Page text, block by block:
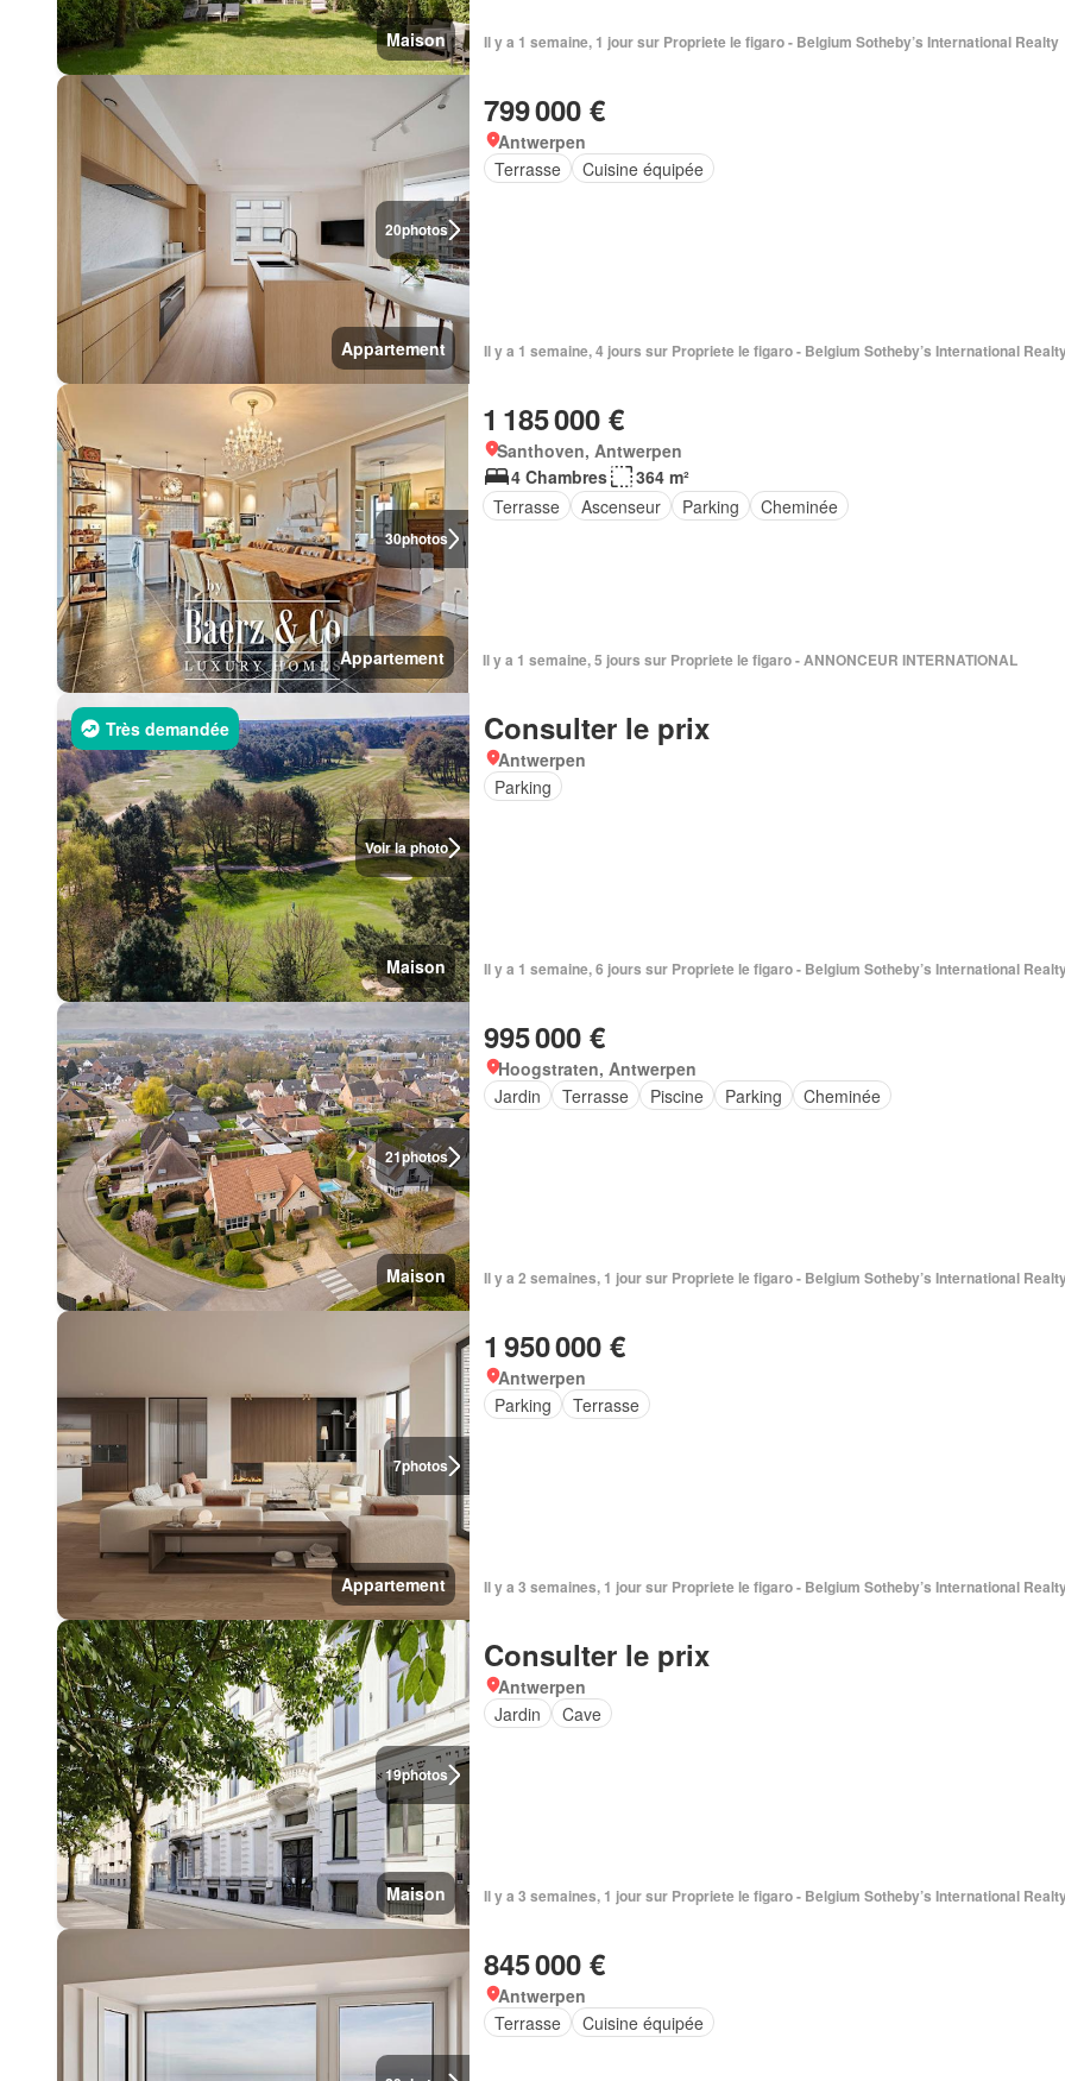
Maison Il y a 1 semaine, 1 jour sur Propriete le figaro - Belgium Sotheby’s International Realty
20photos
Appartement
799 000 €
Antwerpen
Terrasse
Cuisine équipée
Il y a 1 semaine, 4 jours sur Propriete le figaro - Belgium Sotheby’s International
30photos
Appartement
1 185 000 €
Santhoven, Antwerpen
4 Chambres
364 m²
Terrasse
Ascenseur Parking Cheminée
Il y a 1 semaine, 5 jours sur Propriete le figaro - ANNONCEUR INTERNATIONAL
Voir la photo
Très demandée
Maison
Consulter le prix
Antwerpen
Parking
Il y a 1 semaine, 6 jours sur Propriete le figaro - Belgium Sotheby’s International
21photos
Maison
995 000 €
Hoogstraten, Antwerpen
Jardin
Terrasse Piscine Parking Cheminée
Il y a 2 semaines, 1 jour sur Propriete le figaro - Belgium Sotheby’s International
7photos
Appartement
1 950 000 €
Antwerpen
Parking
Terrasse
Il y a 3 semaines, 1 jour sur Propriete le figaro - Belgium Sotheby’s International
19photos
Maison
Consulter le prix
Antwerpen
Jardin
Cave
Il y a 3 semaines, 1 jour sur Propriete le figaro - Belgium Sotheby’s International
845 000 €
Antwerpen
Terrasse
Cuisine équipée